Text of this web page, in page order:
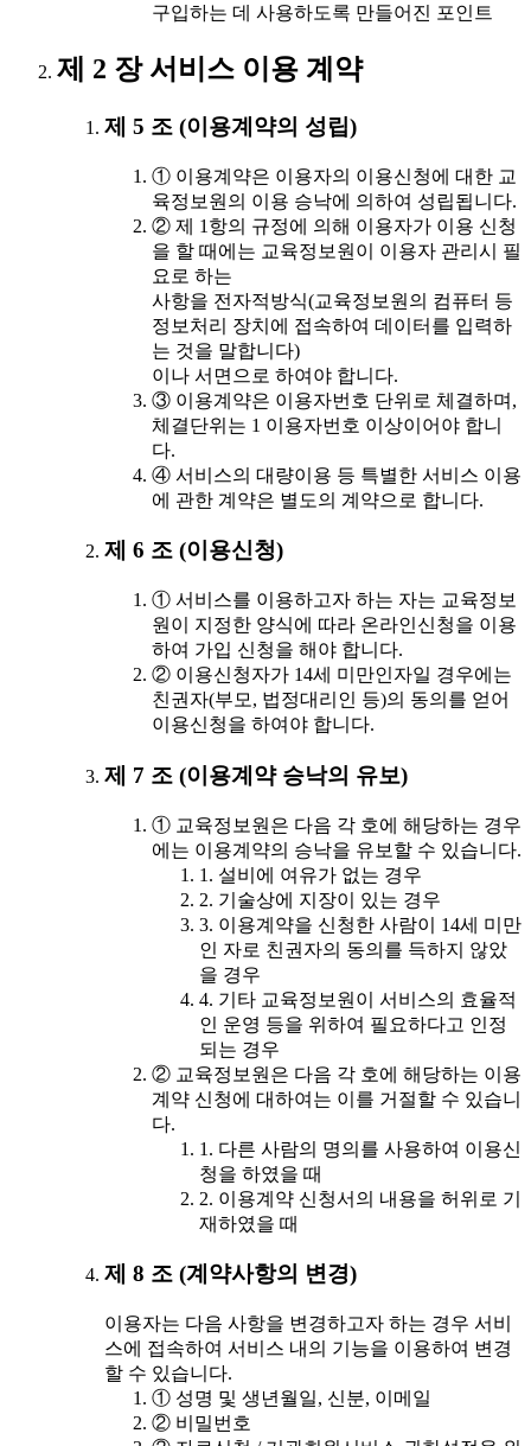
구입하는 데 사용하도록 만들어진 포인트
제 2 장 서비스 이용 계약
제 5 조 (이용계약의 성립)
① 이용계약은 이용자의 이용신청에 대한 교
육정보원의 이용 승낙에 의하여 성립됩니다.
② 제 1항의 규정에 의해 이용자가 이용 신청
을 할 때에는 교육정보원이 이용자 관리시 필
요로 하는
사항을 전자적방식(교육정보원의 컴퓨터 등
정보처리 장치에 접속하여 데이터를 입력하
는 것을 말합니다)
이나 서면으로 하여야 합니다.
③ 이용계약은 이용자번호 단위로 체결하며,
체결단위는 1 이용자번호 이상이어야 합니
다.
④ 서비스의 대량이용 등 특별한 서비스 이용
에 관한 계약은 별도의 계약으로 합니다.
제 6 조 (이용신청)
① 서비스를 이용하고자 하는 자는 교육정보
원이 지정한 양식에 따라 온라인신청을 이용
하여 가입 신청을 해야 합니다.
② 이용신청자가 14세 미만인자일 경우에는
친권자(부모, 법정대리인 등)의 동의를 얻어
이용신청을 하여야 합니다.
제 7 조 (이용계약 승낙의 유보)
① 교육정보원은 다음 각 호에 해당하는 경우
에는 이용계약의 승낙을 유보할 수 있습니다.
1. 설비에 여유가 없는 경우
2. 기술상에 지장이 있는 경우
3. 이용계약을 신청한 사람이 14세 미만
인 자로 친권자의 동의를 득하지 않았
을 경우
4. 기타 교육정보원이 서비스의 효율적
인 운영 등을 위하여 필요하다고 인정
되는 경우
② 교육정보원은 다음 각 호에 해당하는 이용
계약 신청에 대하여는 이를 거절할 수 있습니
다.
1. 다른 사람의 명의를 사용하여 이용신
청을 하였을 때
2. 이용계약 신청서의 내용을 허위로 기
재하였을 때
제 8 조 (계약사항의 변경)
이용자는 다음 사항을 변경하고자 하는 경우 서비
스에 접속하여 서비스 내의 기능을 이용하여 변경
할 수 있습니다.
① 성명 및 생년월일, 신분, 이메일
② 비밀번호